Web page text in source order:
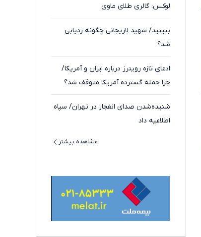
لوکس: گالری طلای ماوی
ببینید/ شهید لاریجانی چگونه ردیابی
شد؟
ادعای تازه رویترز درباره ایران و آمریکا/
چرا حمله گسترده آمریکا متوقف شد؟
شنیده‌شدن صدای انفجار در تهران/ سپاه
اطلاعیه داد
مشاهده بیشتر